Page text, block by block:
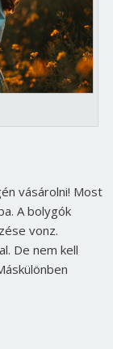
vásárolni! Most
A bolygók
vonz.
De nem kell